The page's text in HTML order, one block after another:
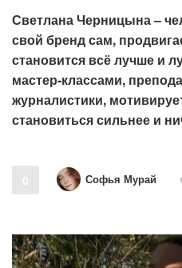
Светлана Черницына –
свой бренд сам,
становится всё лучше и
мастер-классами,
журналистики,
становиться сильнее и
0 Софья Мурай